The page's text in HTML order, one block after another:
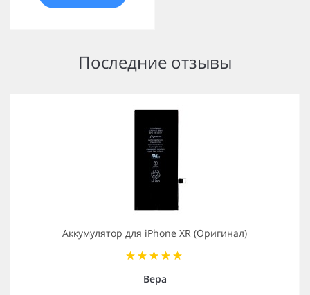
Последние отзывы
Аккумулятор для iPhone XR (Оригинал)
Вера